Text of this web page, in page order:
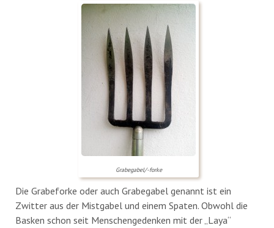
Grabegabel/-forke
Die Grabeforke oder auch Grabegabel genannt ist ein
Zwitter aus der Mistgabel und einem Spaten. Obwohl die
Basken schon seit Menschengedenken mit der „Laya“